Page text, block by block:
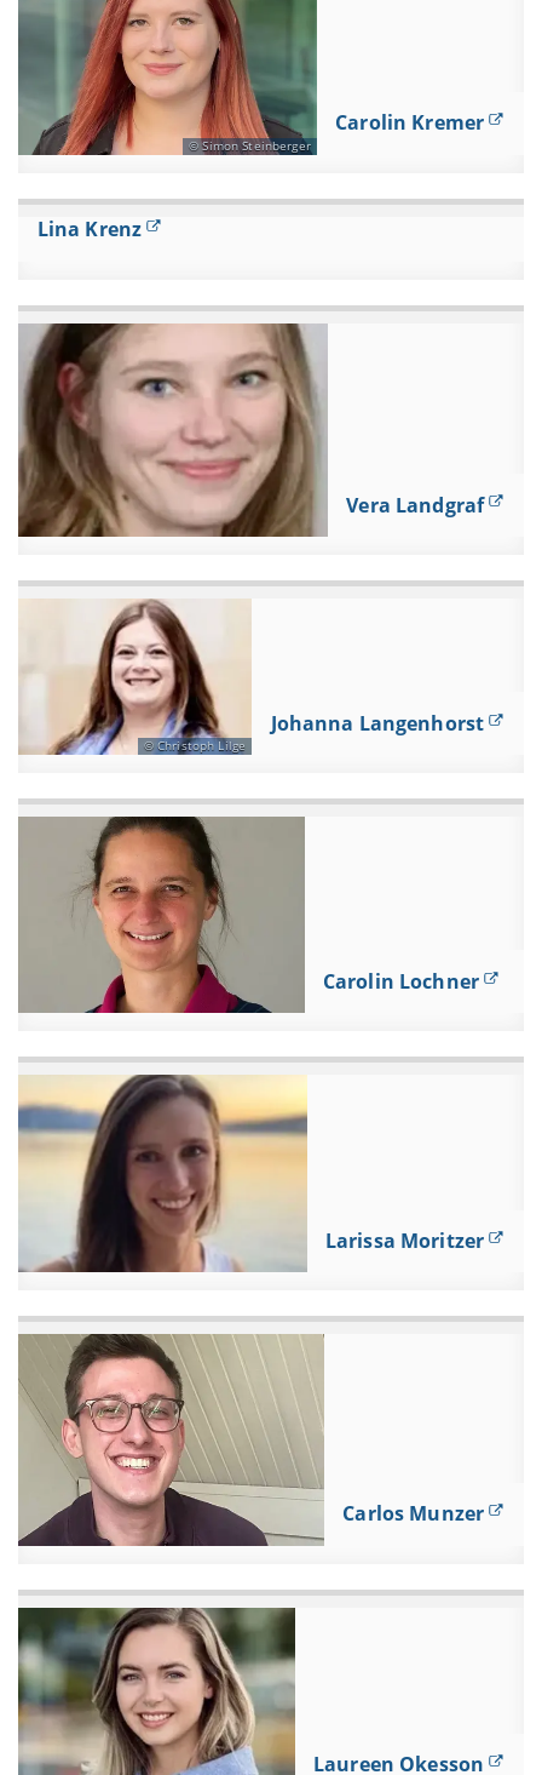
Simon Steinberger
Carolin Kremer
Lina Krenz
Vera Landgraf
Christoph Lilge
Johanna Langenhorst
Carolin Lochner
Larissa Moritzer
Carlos Munzer
Laureen Okesson